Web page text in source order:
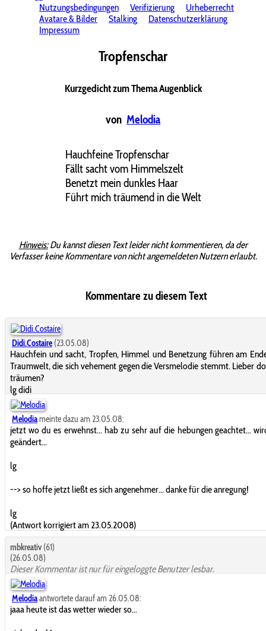
Nutzungsbedingungen
Verifizierung
Urheberrecht
Avatare & Bilder
Stalking
Datenschutzerklärung
Impressum
Tropfenschar
Kurzgedicht zum Thema Augenblick
von Melodia
Hauchfeine Tropfenschar
Fällt sacht vom Himmelszelt
Benetzt mein dunkles Haar
Führt mich träumend in die Welt
Hinweis:Du kannst diesen Text leider nicht kommentieren, da der
Verfasser keine Kommentare von nicht angemeldeten Nutzern erlaubt.
Kommentare zu diesem Text
Didi.Costaire (23.05.08)
Hauchfein und sacht, Tropfen, Himmel und Benetzung führen am
Traumwelt, die sich vehement gegen die Versmelodie stemmt. Lieber
träumen?
lg didi
Melodiameinte dazu am 23.05.08:
jetzt wo du es erwehnst... hab zu sehr auf die hebungen geachtet...
geändert...
lg
--> so hoffe jetzt ließt es sich angenehmer... danke für die anregung!
lg
(Antwort korrigiert am 23.05.2008)
mbkreativ(61)
(26.05.08)
Dieser Kommentar ist nur für eingeloggte Benutzer lesbar.
Melodiaantwortete darauf am 26.05.08:
jaaa heute ist das wetter wieder so...